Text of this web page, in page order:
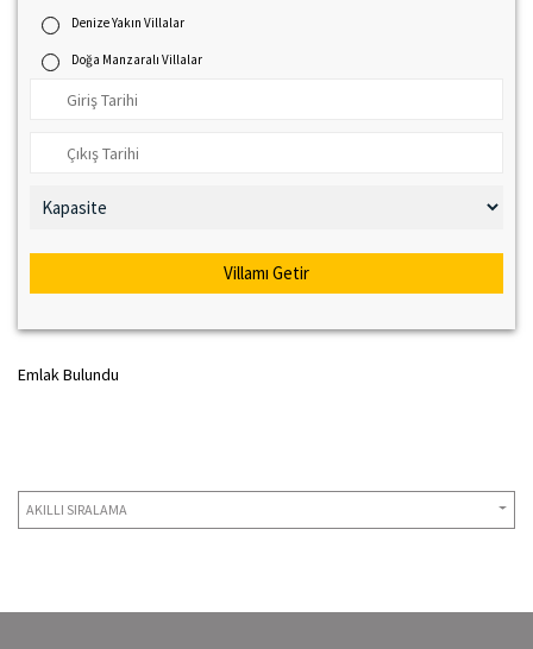
Denize Yakın Villalar
Doğa Manzaralı Villalar
Villamı Getir
Emlak Bulundu
AKILLI SIRALAMA